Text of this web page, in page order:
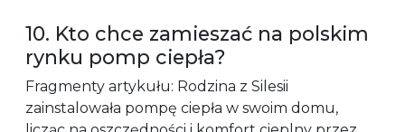
10. Kto chce zamieszać na polskim
rynku pomp ciepła?
Fragmenty artykułu: Rodzina z Silesii
zainstalowała pompę ciepła w swoim domu,